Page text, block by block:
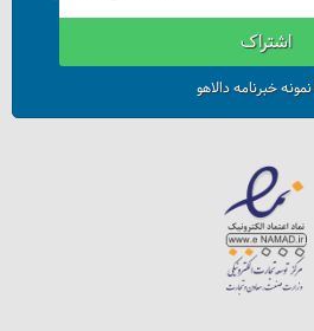
قلعه (نارنج قلعه) - یزد
اشتراک
نمونه خبرنامه دالاهو